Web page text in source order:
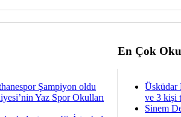
En Çok
Şampiyon oldu
Yaz Spor Okulları
Üsküdar
ve 3 kişi
Sinem